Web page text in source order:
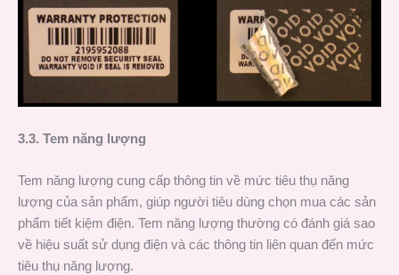
3.3. Tem năng lượng
Tem năng lượng cung cấp thông tin về mức tiêu thụ năng
lượng của sản phẩm, giúp người tiêu dùng chọn mua các sản
phẩm tiết kiệm điện. Tem năng lượng thường có đánh giá sao
về hiệu suất sử dụng điện và các thông tin liên quan đến mức
tiêu thụ năng lượng.